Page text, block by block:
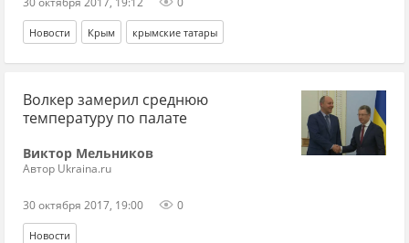
Новости Крым крымские татары
Волкер замерил среднюю
температуру по палате
Виктор Мельников
Автор Ukraina.ru
30 октября 2017, 19:00 0
Новости